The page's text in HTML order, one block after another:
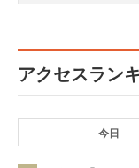
アクセスラン
今日